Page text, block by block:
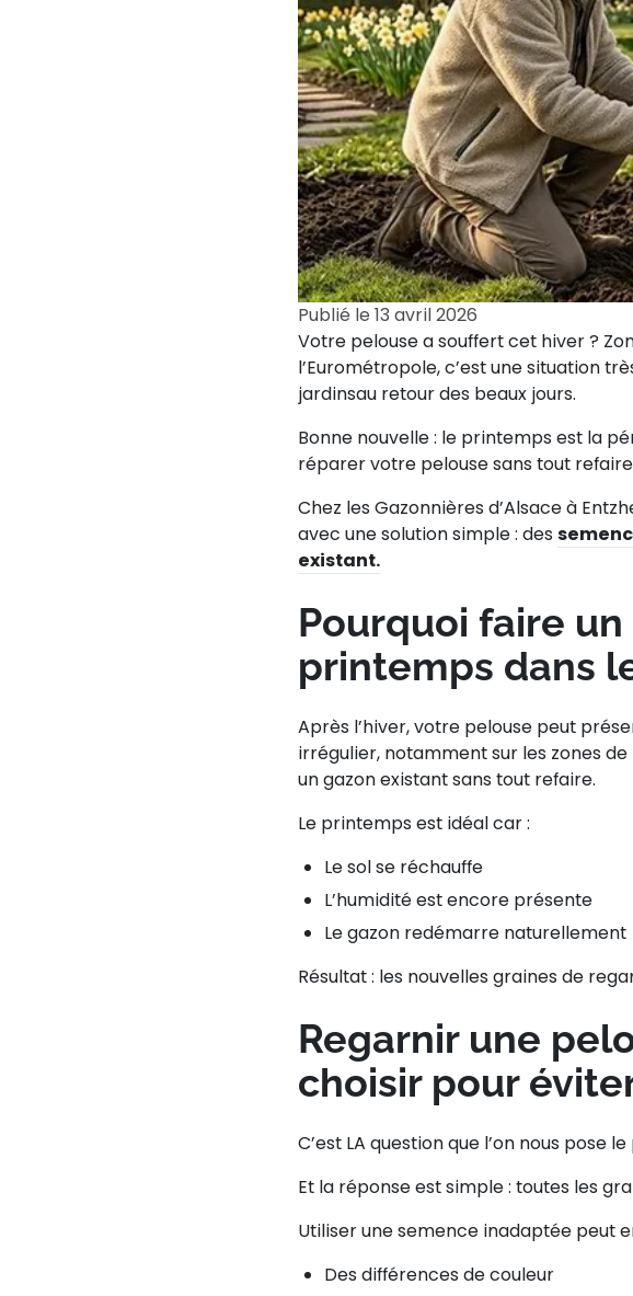
Publié le 13 avril 2026
Votre pelouse a souffert cet hiver ?
l’Eurométropole, c’est une situation
jardinsau retour des beaux jours.
Bonne nouvelle : le printemps est la
réparer votre pelouse sans tout
Chez les Gazonnières d’Alsace à
avec une solution simple : des
existant.
Pourquoi faire
printemps dans
Après l’hiver, votre pelouse peut
irrégulier, notamment sur les zones de
ungazon existantsans tout refaire.
Le printemps est idéal car :
Le sol se réchauffe
L’humidité est encore présente
Le gazon redémarre naturellement
Résultat : les nouvellesgraines de
Regarnir une
choisir pour
C’est LA question que l’on nous pose
Et la réponse est simple : toutes les
Utiliser une semence inadaptée peut
Des différences de couleur